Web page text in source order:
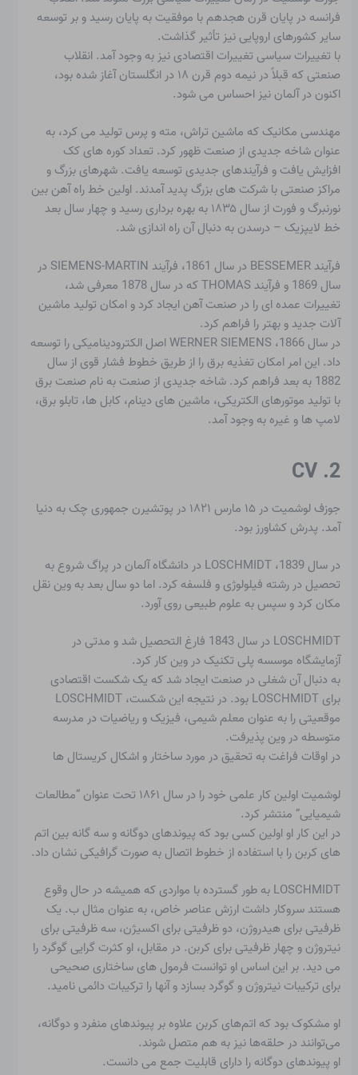
فرانسه در پایان قرن هجدهم با موفقیت به پایان رسید و بر توسعه
سایر کشورهای اروپایی نیز تأثیر گذاشت.
با تغییرات سیاسی تغییرات اقتصادی نیز به وجود آمد. انقلاب
صنعتی که قبلاً در نیمه دوم قرن ۱۸ در انگلستان آغاز شده بود،
اکنون در آلمان نیز احساس می شود.
مهندسی مکانیک که ماشین تراش، مته و پرس تولید می کرد، به
عنوان شاخه جدیدی از صنعت ظهور کرد. تعداد کوره های کک
افزایش یافت و فرآیندهای جدیدی توسعه یافت. شهرهای بزرگ و
مراکز صنعتی با شرکت های بزرگ پدید آمدند. اولین خط راه آهن بین
نورنبرگ و فورت از سال ۱۸۳۵ به بهره برداری رسید و چهار سال بعد
خط لایپزیک – درسدن به دنبال آن راه اندازی شد.
فرآیند BESSEMER در سال 1861، فرآیند SIEMENS-MARTIN در
سال 1869 و فرآیند THOMAS که در سال 1878 معرفی شد،
تغییرات عمده ای را در صنعت آهن ایجاد کرد و امکان تولید ماشین
آلات جدید و بهتر را فراهم کرد.
در سال 1866، WERNER SIEMENS اصل الکترودینامیکی را توسعه
داد. این امر امکان تغذیه برق را از طریق خطوط فشار قوی از سال
1882 به بعد فراهم کرد. شاخه جدیدی از صنعت به نام صنعت برق
با تولید موتورهای الکتریکی، ماشین های دینام، کابل ها، تابلو برق،
لامپ ها و غیره به وجود آمد.
2. CV
جوزف لوشمیت
در ۱۵ مارس ۱۸۲۱ در پوتشیرن جمهوری چک به دنیا
آمد. پدرش کشاورز بود.
در سال 1839، LOSCHMIDT در دانشگاه آلمان در پراگ شروع به
تحصیل در رشته فیلولوژی و فلسفه کرد. اما دو سال بعد به وین نقل
مکان کرد و سپس به علوم طبیعی روی آورد.
LOSCHMIDT در سال 1843 فارغ التحصیل شد و مدتی در
آزمایشگاه موسسه پلی تکنیک در وین کار کرد.
به دنبال آن شغلی در صنعت ایجاد شد که یک شکست اقتصادی
برای LOSCHMIDT بود. در نتیجه این شکست، LOSCHMIDT
موقعیتی را به عنوان معلم شیمی، فیزیک و ریاضیات در مدرسه
متوسطه در وین پذیرفت.
در اوقات فراغت به تحقیق در مورد ساختار و اشکالکریستال ها
لوشمیت اولین کار علمی خود را در سال ۱۸۶۱ تحت عنوان “مطالعات
شیمیایی” منتشر کرد.
در این کار او اولین کسی بود که پیوندهای دوگانه و سه گانه بین اتم
های کربن را با استفاده از خطوط اتصال به صورت گرافیکی نشان داد.
LOSCHMIDT به طور گسترده با مواردی که همیشه در حال وقوع
هستند سروکار داشتارزش عناصر خاص، به عنوان مثال ب. یک
ظرفیتی برای هیدروژن، دو ظرفیتی برای اکسیژن، سه ظرفیتی برای
نیتروژن و چهار ظرفیتی برای کربن. در مقابل، او کثرت گرایی گوگرد را
می دید. بر این اساس او توانست فرمول های ساختاری صحیحی
برای ترکیبات نیتروژن و گوگرد بسازد و آنها را ترکیبات دائمی نامید.
او مشکوک بود که اتم‌های کربن علاوه بر پیوندهای منفرد و دوگانه،
می‌توانند در حلقه‌ها نیز به هم متصل شوند.
او پیوندهای دوگانه را دارای قابلیت جمع می دانست.